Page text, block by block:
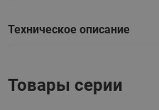
Техническое описание
Товары серии